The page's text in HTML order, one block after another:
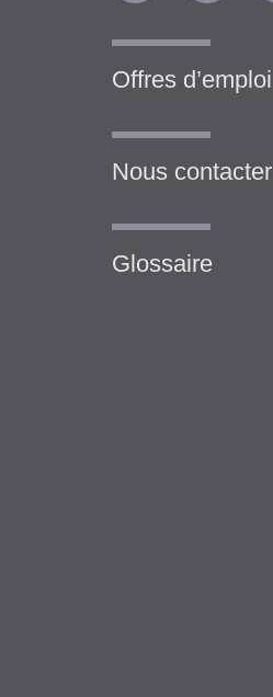
Offres d’emploi
Nous contacter
Glossaire